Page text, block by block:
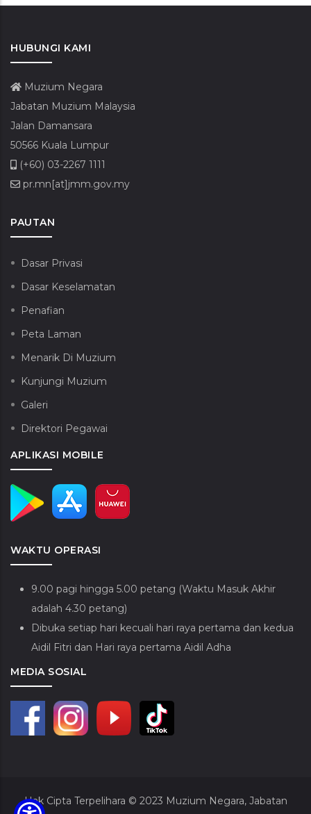
HUBUNGI KAMI
Muzium Negara
Jabatan Muzium Malaysia
Jalan Damansara
50566 Kuala Lumpur
(+60) 03-2267 1111
pr.mn[at]jmm.gov.my
PAUTAN
Dasar Privasi
Dasar Keselamatan
Penafian
Peta Laman
Menarik Di Muzium
Kunjungi Muzium
Galeri
Direktori Pegawai
APLIKASI MOBILE
WAKTU OPERASI
9.00 pagi hingga 5.00 petang (Waktu Masuk Akhir
adalah 4.30 petang)
Dibuka setiap hari kecuali hari raya pertama dan kedua
Aidil Fitri dan Hari raya pertama Aidil Adha
MEDIA SOSIAL
Hak Cipta Terpelihara © 2023 Muzium Negara, Jabatan